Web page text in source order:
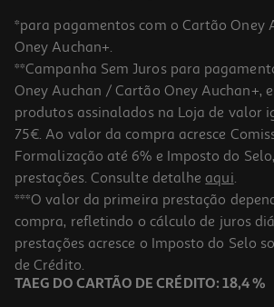
-25%
Condicionador Dercos Couro Cab Sensãvel
90.75 €/Lt
Price reduced from
24,20 €to
18,15 €
Promoção
*para pagamentos com o Cartão Oney
Oney Auchan+.
**Campanha Sem Juros para
Oney Auchan / Cartão Oney Auchan+,
produtos assinalados na Loja de valor
75€. Ao valor da compra acresce
Formalização até 6% e Imposto do
prestações. Consulte detalhe aqui.
***O valor da primeira prestação
compra, refletindo o cálculo de juros
prestações acresce o Imposto do Selo
de Crédito.
TAEG DO CARTÃO DE CRÉDITO: 18,4 %